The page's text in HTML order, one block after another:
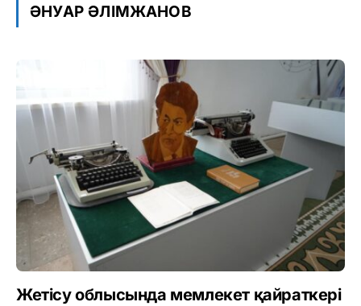
ӘНУАР ӘЛІМЖАНОВ
Жетісу облысында мемлекет қайраткері